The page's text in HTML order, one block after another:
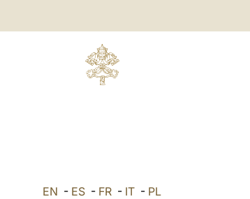
EN - ES - FR - IT - PL